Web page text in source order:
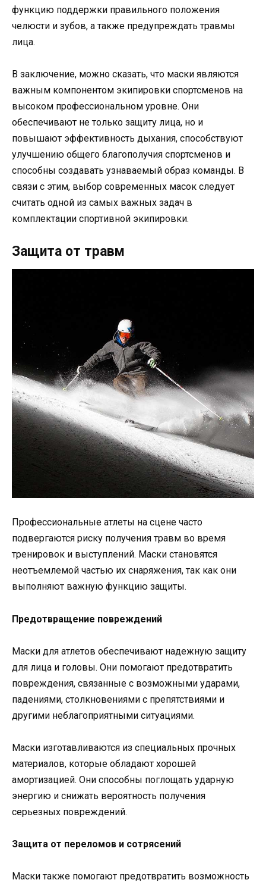
функцию поддержки правильного положения
челюсти и зубов, а также предупреждать травмы
лица.
В заключение, можно сказать, что маски являются
важным компонентом экипировки спортсменов на
высоком профессиональном уровне. Они
обеспечивают не только защиту лица, но и
повышают эффективность дыхания, способствуют
улучшению общего благополучия спортсменов и
способны создавать узнаваемый образ команды. В
связи с этим, выбор современных масок следует
считать одной из самых важных задач в
комплектации спортивной экипировки.
Защита от травм
Профессиональные атлеты на сцене часто
подвергаются риску получения травм во время
тренировок и выступлений. Маски становятся
неотъемлемой частью их снаряжения, так как они
выполняют важную функцию защиты.
Предотвращение повреждений
Маски для атлетов обеспечивают надежную защиту
для лица и головы. Они помогают предотвратить
повреждения, связанные с возможными ударами,
падениями, столкновениями с препятствиями и
другими неблагоприятными ситуациями.
Маски изготавливаются из специальных прочных
материалов, которые обладают хорошей
амортизацией. Они способны поглощать ударную
энергию и снижать вероятность получения
серьезных повреждений.
Защита от переломов и сотрясений
Маски также помогают предотвратить возможность